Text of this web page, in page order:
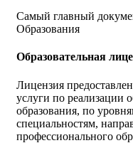
Самый главный
Образования
Образовательная
Лицензия
услуги по реализации
образования, по
специальностям,
профессионального